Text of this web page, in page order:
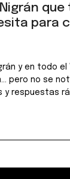
que
para
y en todo el
pero no se
y respuestas